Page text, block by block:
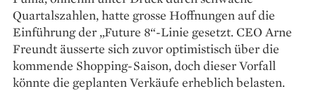
Quartalszahlen, hatte grosse Hoffnungen auf die
Einführung der „Future 8“-Linie gesetzt. CEO Arne
Freundt äusserte sich zuvor optimistisch über die
kommende Shopping-Saison, doch dieser Vorfall
könnte die geplanten Verkäufe erheblich belasten​.